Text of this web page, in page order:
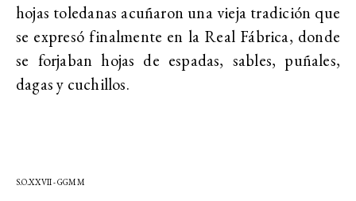
hojas toledanas acuñaron una vieja tradición que
se expresó finalmente en la Real Fábrica, donde
se forjaban hojas de espadas, sables, puñales,
dagas y cuchillos.
S.O.XXVII -GGMM